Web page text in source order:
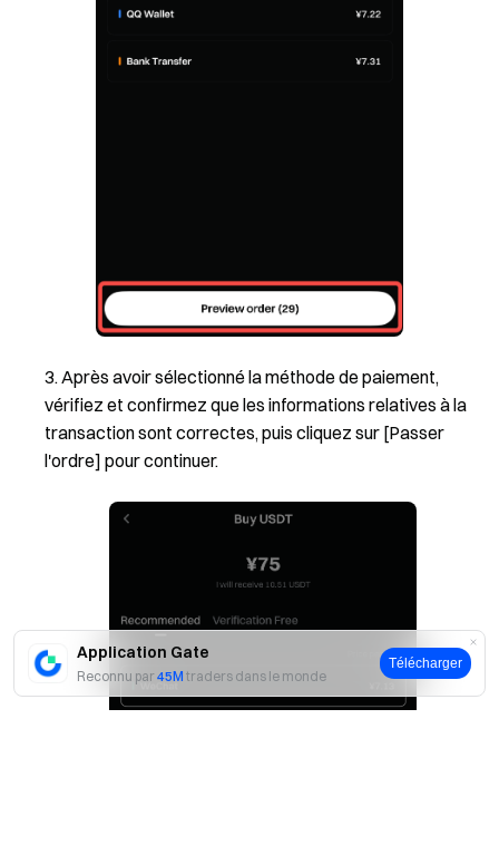
Application Gate
Reconnu par 45M traders dans le monde
Télécharger
Après avoir sélectionné la méthode de paiement,
vérifiez et confirmez que les informations relatives à la
transaction sont correctes, puis cliquez sur [Passer
l'ordre] pour continuer.